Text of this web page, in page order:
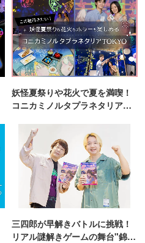
妖怪夏祭りや花火で夏を満喫！
コニカミノルタプラネタリア
三四郎が早解きバトルに挑戦！
リアル謎解きゲームの舞台"錦糸